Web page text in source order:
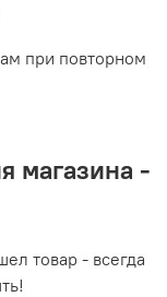
при повторном
магазина -
товар - всегда